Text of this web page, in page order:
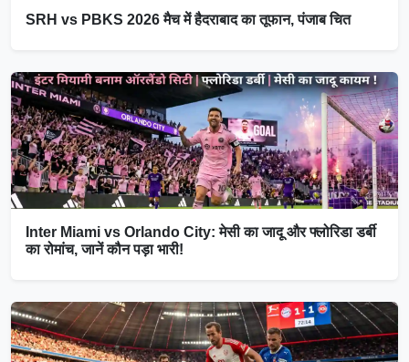
SRH vs PBKS 2026 मैच में हैदराबाद का तूफान, पंजाब चित
Inter Miami vs Orlando City: मेसी का जादू और फ्लोरिडा डर्बी
का रोमांच, जानें कौन पड़ा भारी!